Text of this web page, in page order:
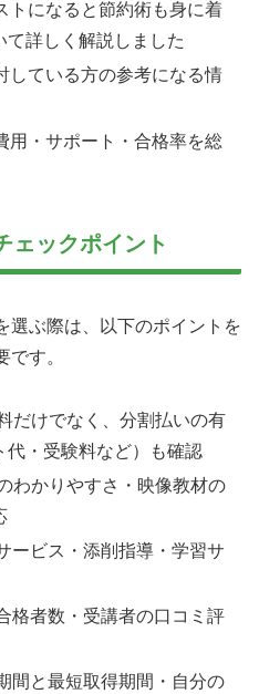
トになると節約術も身に着
て詳しく解説しました
している方の参考になる情
用・サポート・合格率を総
ェックポイント
選ぶ際は、以下のポイントを
す。
だけでなく、分割払いの有
代・受験料など）も確認
わかりやすさ・映像教材の
ービス・添削指導・学習サ
格者数・受講者の口コミ評
間と最短取得期間・自分の